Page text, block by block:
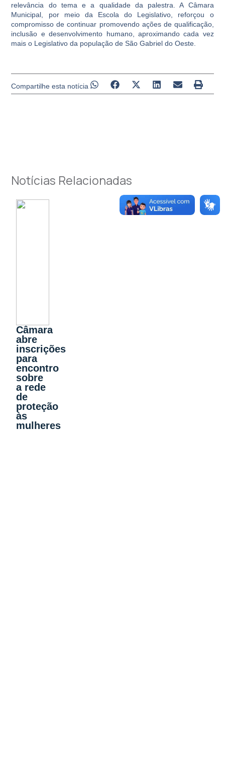
relevância do tema e a qualidade da palestra. A Câmara
Municipal, por meio da Escola do Legislativo, reforçou o
compromisso de continuar promovendo ações de qualificação,
inclusão e desenvolvimento humano, aproximando cada vez
mais o Legislativo da população de São Gabriel do Oeste.
Compartilhe esta notícia
Câmara
abre
inscrições
para
encontro
sobre
a rede
de
proteção
às
mulheres
Notícias Relacionadas